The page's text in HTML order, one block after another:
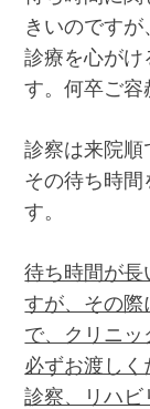
きいのです
診療を心がけ
す。何卒ご容
診察は来院順
その待ち時間
す。
待ち時間が
すが、その際
で、クリニッ
必ずお渡しく
診察、リハビ